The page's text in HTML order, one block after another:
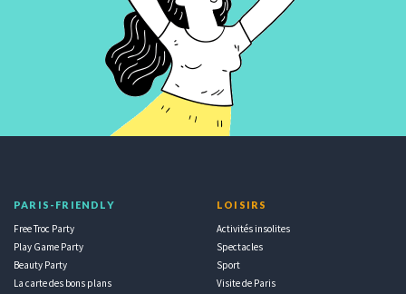
PARIS-FRIENDLY
Free Troc Party
Play Game Party
Beauty Party
La carte des bons plans
LOISIRS
Activités insolites
Spectacles
Sport
Visite de Paris